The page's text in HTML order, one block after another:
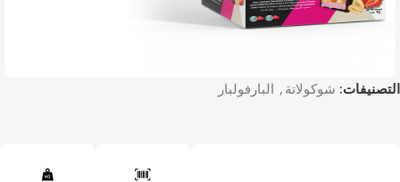
التصنيفات: شوكولاتة , البار فولبار